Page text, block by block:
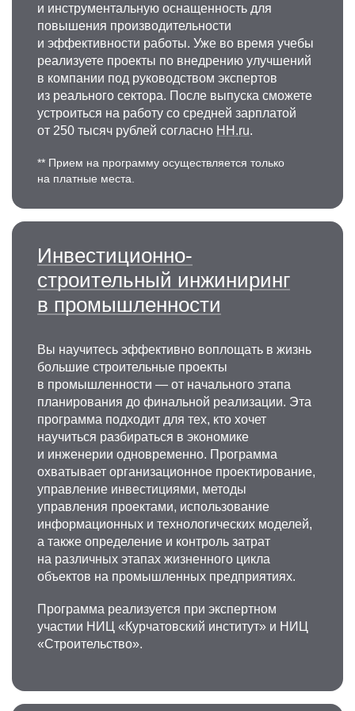
договорная работа в строительстве»
sborshchikov.sb@misis.ru
и инструментальную оснащенность для
повышения производительности
и эффективности работы. Уже во время учебы
реализуете проекты по внедрению улучшений
в компании под руководством экспертов
из реального сектора. После выпуска сможете
устроиться на работу со средней зарплатой
от 250 тысяч рублей согласно HH.ru.
** Прием на программу осуществляется только
на платные места.
Инвестиционно-
строительный инжиниринг
в промышленности
Вы научитесь эффективно воплощать в жизнь
большие строительные проекты
в промышленности — от начального этапа
планирования до финальной реализации. Эта
программа подходит для тех, кто хочет
научиться разбираться в экономике
и инженерии одновременно. Программа
охватывает организационное проектирование,
управление инвестициями, методы
управления проектами, использование
информационных и технологических моделей,
а также определение и контроль затрат
на различных этапах жизненного цикла
объектов на промышленных предприятиях.
Программа реализуется при экспертном
участии НИЦ «Курчатовский институт» и НИЦ
«Строительство».